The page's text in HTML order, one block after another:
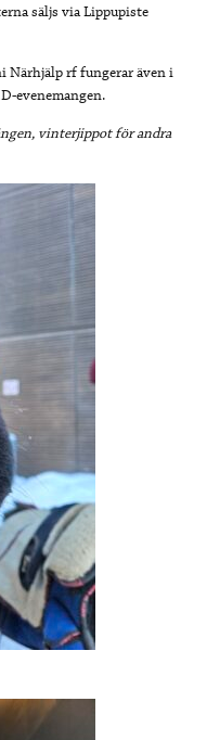
säljs via Lippupiste
Närhjälp rf fungerar även i
evenemangen.
vinterjippot för andra